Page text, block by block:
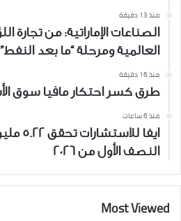
منذ 13 دقيقة
الصناعات الإماراتية: من تجارة
العالمية ومرحلة “ما بعد النفط”
منذ 16 دقيقة
طرق كسر احتكار مافيا سوق
منذ 6 ساعات
ايفا
النصف الأول من 2026
Most Viewed